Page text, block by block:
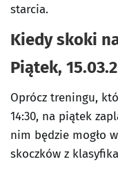
starcia.
Kiedy skoki
Piątek,
Oprócz treningu,
14:30, na piątek
nim będzie mogło
skoczków z